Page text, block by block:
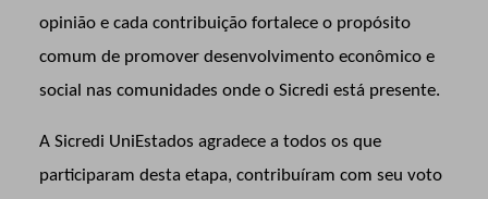
opinião e cada contribuição fortalece o propósito
comum de promover desenvolvimento econômico e
social nas comunidades onde o Sicredi está presente.
A Sicredi UniEstados agradece a todos os que
participaram desta etapa, contribuíram com seu voto